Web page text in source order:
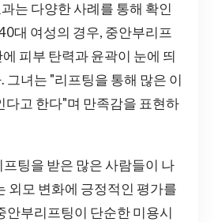
는 다양한 사례를 통해 확인
대 여성의 경우, 중안부리프
피부 탄력과 윤곽이 눈에 띄
그녀는 "리프팅을 통해 많은 이
다고 한다"며 만족감을 표현하
팅을 받은 많은 사람들이 나
외모 변화에 긍정적인 평가를
안부리프팅이 단순한 미용시